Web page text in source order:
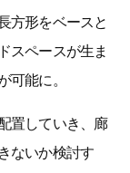
方形をベースと
スペースが生ま
可能に。
置していき、廊
ないか検討す